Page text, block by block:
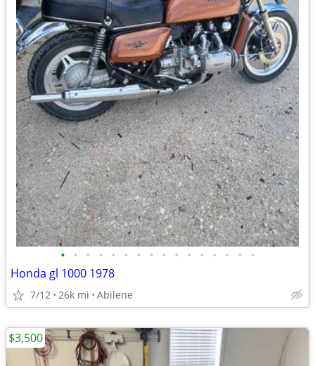
• • • • • • • • • • • • • • • •
Honda gl 1000 1978
7/12 26k mi Abilene
$3,500